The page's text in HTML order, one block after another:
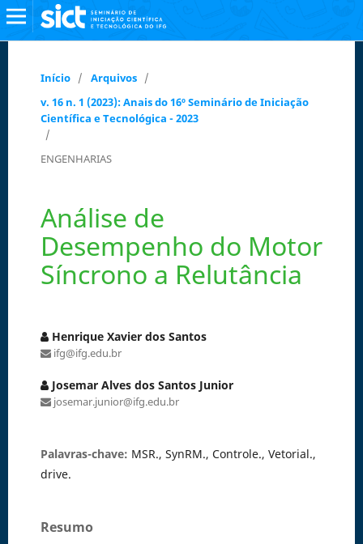
Início / Arquivos /
v. 16 n. 1 (2023): Anais do 16º Seminário de Iniciação
Científica e Tecnológica - 2023
/
ENGENHARIAS
Análise de
Desempenho do Motor
Síncrono a Relutância
Henrique Xavier dos Santos
ifg@ifg.edu.br
Josemar Alves dos Santos Junior
josemar.junior@ifg.edu.br
Palavras-chave: MSR., SynRM., Controle., Vetorial.,
drive.
Resumo